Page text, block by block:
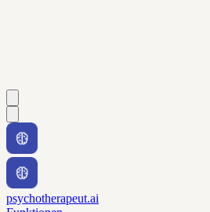
psychotherapeut.ai